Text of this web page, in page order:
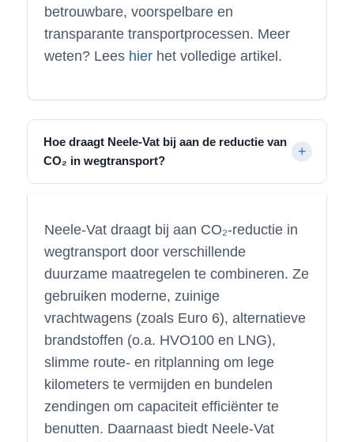
betrouwbare, voorspelbare en
transparante transportprocessen. Meer
weten? Lees hierhet volledige artikel.
Hoe draagt Neele-Vat bij aan de reductie van
CO₂ in wegtransport?
Neele-Vat draagt bij aan CO₂-reductie in
wegtransport door verschillende
duurzame maatregelen te combineren. Ze
gebruiken moderne, zuinige
vrachtwagens (zoals Euro 6), alternatieve
brandstoffen (o.a. HVO100 en LNG),
slimme route- en ritplanning om lege
kilometers te vermijden en bundelen
zendingen om capaciteit efficiënter te
benutten. Daarnaast biedt Neele-Vat